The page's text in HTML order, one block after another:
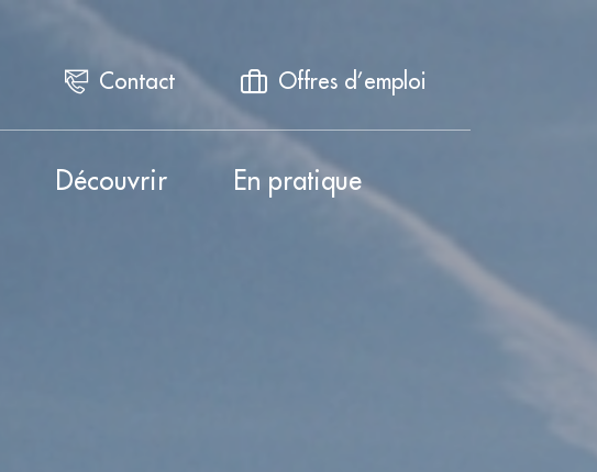
Contact Offres d’emploi
Découvrir En pratique